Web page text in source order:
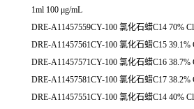
1ml 100 μg/mL
DRE-A11457559CY-100 氯化石蜡C14 70%
DRE-A11457561CY-100 氯化石蜡C15 39.1%
DRE-A11457571CY-100 氯化石蜡C16 38.7%
DRE-A11457581CY-100 氯化石蜡C17 38.2%
DRE-A11457551CY-100 氯化石蜡C14 40%